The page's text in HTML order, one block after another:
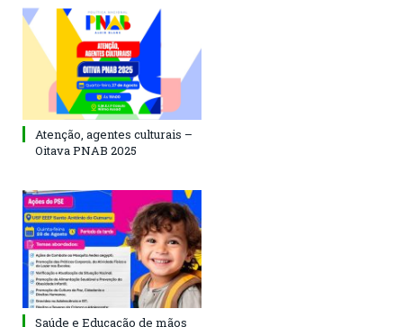
Atenção, agentes culturais –
Oitava PNAB 2025
Saúde e Educação de mãos